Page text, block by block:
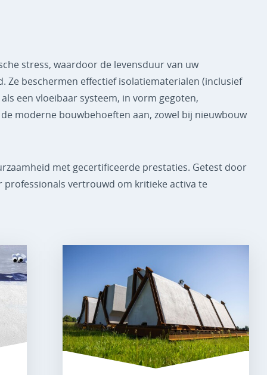
stress, waardoor de levensduur van uw
beschermen effectief isolatiematerialen (inclusief
een vloeibaar systeem, in vorm gegoten,
moderne bouwbehoeften aan, zowel bij nieuwbouw
met gecertificeerde prestaties. Getest door
vertrouwd om kritieke activa te